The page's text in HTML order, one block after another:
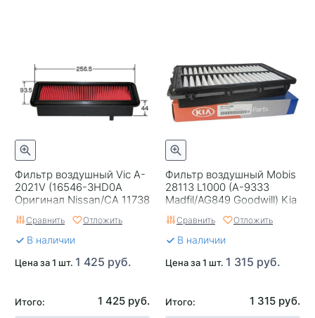
Фильтр воздушный Vic A-
2021V (16546-3HD0A
Оригинал Nissan/CA 11738
Fram) Япония
Сравнить Отложить
В наличии
Цена за 1 шт. 1 425 руб.
Итого: 1 425 руб.
Фильтр воздушный Mobis
28113 L1000 (A-9333
Madfil/AG849 Goodwill) Kia
K5
Сравнить Отложить
В наличии
Цена за 1 шт. 1 315 руб.
Итого: 1 315 руб.